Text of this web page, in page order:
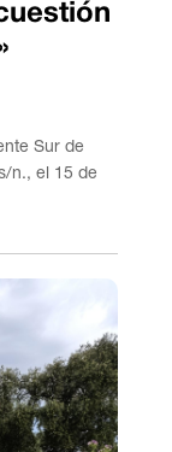
Sur de
n., el 15 de